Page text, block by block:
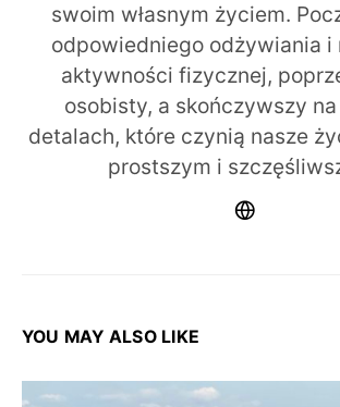
swoim własnym życiem.
odpowiedniego odżywiania i
aktywności fizycznej,
osobisty, a skończywszy
detalach, które czynią nasze
prostszym i
YOU MAY ALSO LIKE